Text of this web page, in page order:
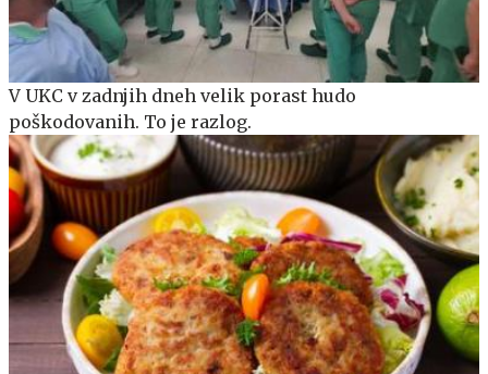
V UKC v zadnjih dneh velik porast hudo
poškodovanih. To je razlog.